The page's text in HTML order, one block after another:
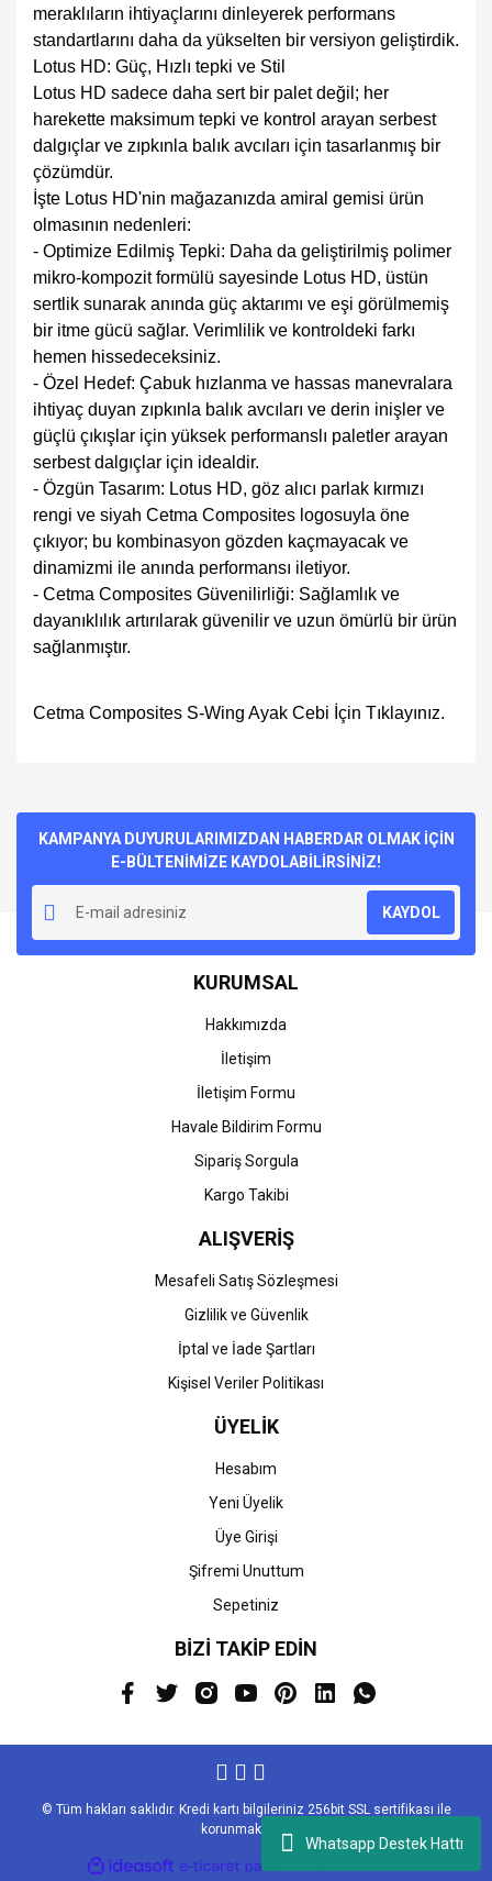
Whatsapp Destek Hattı
meraklıların ihtiyaçlarını dinleyerek performans
standartlarını daha da yükselten bir versiyon geliştirdik.
Lotus HD: Güç, Hızlı tepki ve Stil
Lotus HD sadece daha sert bir palet değil; her
harekette maksimum tepki ve kontrol arayan serbest
dalgıçlar ve zıpkınla balık avcıları için tasarlanmış bir
çözümdür.
İşte Lotus HD'nin mağazanızda amiral gemisi ürün
olmasının nedenleri:
- Optimize Edilmiş Tepki: Daha da geliştirilmiş polimer
mikro-kompozit formülü sayesinde Lotus HD, üstün
sertlik sunarak anında güç aktarımı ve eşi görülmemiş
bir itme gücü sağlar. Verimlilik ve kontroldeki farkı
hemen hissedeceksiniz.
- Özel Hedef: Çabuk hızlanma ve hassas manevralara
ihtiyaç duyan zıpkınla balık avcıları ve derin inişler ve
güçlü çıkışlar için yüksek performanslı paletler arayan
serbest dalgıçlar için idealdir.
- Özgün Tasarım: Lotus HD, göz alıcı parlak kırmızı
rengi ve siyah Cetma Composites logosuyla öne
çıkıyor; bu kombinasyon gözden kaçmayacak ve
dinamizmi ile anında performansı iletiyor.
- Cetma Composites Güvenilirliği: Sağlamlık ve
dayanıklılık artırılarak güvenilir ve uzun ömürlü bir ürün
sağlanmıştır.
Cetma Composites S-Wing Ayak Cebi İçin Tıklayınız.
Yorum Yaz
kullanarak tarafımıza iletebilirsiniz.
Görüş ve önerileriniz için teşekkür ederiz.
Ürün resmi kalitesiz, bozuk veya görüntülenemiyor.
Ürün açıklamasında eksik bilgiler bulunuyor.
Ürün bilgilerinde hatalar bulunuyor.
Ürün fiyatı diğer sitelerden daha pahalı.
Gönder
KAMPANYA DUYURULARIMIZDAN HABERDAR OLMAK İÇİN
E-BÜLTENİMİZE KAYDOLABİLİRSİNİZ!
KAYDOL
KURUMSAL
Hakkımızda
İletişim
İletişim Formu
Havale Bildirim Formu
Sipariş Sorgula
Kargo Takibi
ALIŞVERİŞ
Mesafeli Satış Sözleşmesi
Gizlilik ve Güvenlik
İptal ve İade Şartları
Kişisel Veriler Politikası
ÜYELİK
Hesabım
Yeni Üyelik
Üye Girişi
Şifremi Unuttum
Sepetiniz
BİZİ TAKİP EDİN
© Tüm hakları saklıdır. Kredi kartı bilgileriniz 256bit SSL sertifikası ile
korunmaktadır.
ideasoft